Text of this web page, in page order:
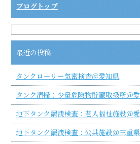
ブログトップ
最近の投稿
タンクローリー気密検査＠愛知県
タンク清掃：少量危険物貯蔵取扱所＠
地下タンク漏洩検査：老人福祉施設＠
地下タンク漏洩検査：公共施設＠三重